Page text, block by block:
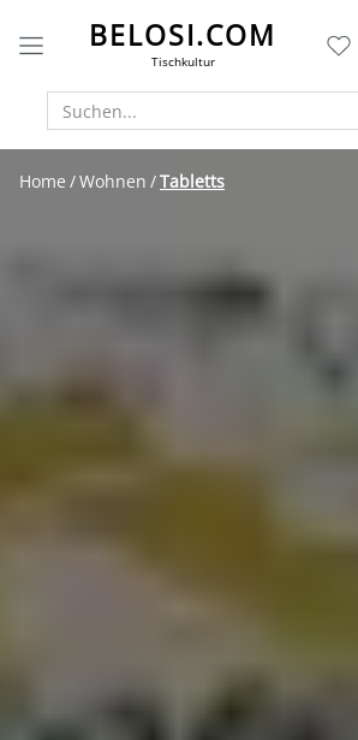
BELOSI.COM
Tischkultur
Home Wohnen Tabletts